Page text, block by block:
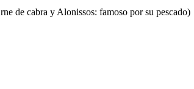
de cabra y Alonissos: famoso por su pescado)